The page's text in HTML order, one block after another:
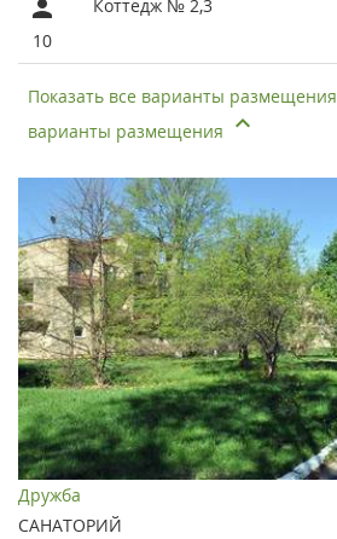
10
Коттедж № 2,3
Показать все варианты размещения
варианты размещения
Дружба
САНАТОРИЙ